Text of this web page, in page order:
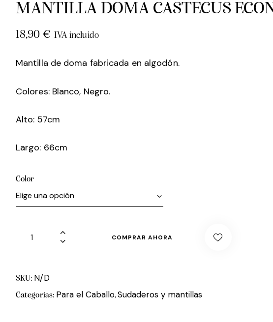
MANTILLA DOMA CASTECUS
18,90 € IVA incluido
Mantilla de doma fabricada en algodón.
Colores: Blanco, Negro.
Alto: 57cm
Largo: 66cm
Color
COMPRAR AHORA
SKU: N/D
Categorías: Para el Caballo,Sudaderos y mantillas